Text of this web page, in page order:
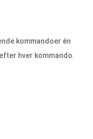
kommandoer én
efter hver kommando.